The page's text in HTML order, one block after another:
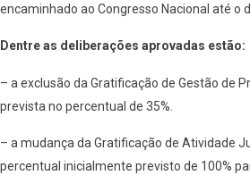
encaminhado ao Congresso Nacional até o
Dentre as deliberações aprovadas estão:
– a exclusão da Gratificação de Gestão de
prevista no percentual de 35%.
– a mudança da Gratificação de Atividade
percentual inicialmente previsto de 100%